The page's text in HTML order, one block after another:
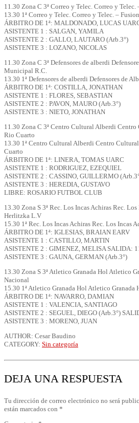
11.30 Zona C 3ª Correo y Telec. Correo y
13.30 1ª Correo y Telec. Correo y Telec. –
ÁRBITRO DE 1ª: MALDONADO, LUCAS
ASISTENTE 1 : SALGAN, YAMILA
ASISTENTE 2 : GALLO, LAUTARO (Arb.3°)
ASISTENTE 3 : LOZANO, NICOLAS
11.30 Zona C 3ª Defensores de alberdi
Municipal R.C.
13.30 1ª Defensores de alberdi Defensores de
ÁRBITRO DE 1ª: COSTILLA, JONATHAN
ASISTENTE 1 : FLORES, SEBASTIAN
ASISTENTE 2 : PAVON, MAURO (Arb.3°)
ASISTENTE 3 : NIETO, JONATHAN
11.30 Zona C 3ª Centro Cultural Alberdi
Rio Cuarto
13.30 1ª Centro Cultural Alberdi Centro
Cuarto
ÁRBITRO DE 1ª: LINERA, TOMAS UARC
ASISTENTE 1 : RODRIGUEZ, EZEQUIEL
ASISTENTE 2 : CASSINO, GUILLERMO
ASISTENTE 3 : HEREDIA, GUSTAVO
LIBRE: ROSARIO FUTBOL CLUB
13.30 Zona S 3ª Rec. Los Incas Achiras Rec.
Herlitzka L.V
15.30 1ª Rec. Los Incas Achiras Rec. Los Incas
ÁRBITRO DE 1ª: IGLESIAS, BRAIAN EARV
ASISTENTE 1 : CASTILLO, MARTIN
ASISTENTE 2 : GIMENEZ, MELISA SALIDA:
ASISTENTE 3 : GAUNA, GERMAN (Arb.3°)
13.30 Zona S 3ª Atletico Granada Hol Atletico
Nacional
15.30 1ª Atletico Granada Hol Atletico
ÁRBITRO DE 1ª: NAVARRO, DAMIAN
ASISTENTE 1 : VALENCIA, SANTIAGO
ASISTENTE 2 : SEGUEL, DIEGO (Arb.3°)
ASISTENTE 3 : MORENO, JUAN
AUTHOR: Cesar Baudino
CATEGORY: Sin categoría
DEJA UNA RESPUESTA
Tu dirección de correo electrónico no será
están marcados con *